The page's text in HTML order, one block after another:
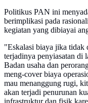
Politikus PAN ini
berimplikasi pada
kegiatan yang dibiayai
"Eskalasi biaya jika tidak
terjadinya penyiasatan di
Badan usaha dan
meng-cover biaya
mau menanggung rugi,
akan terjadi penurunan